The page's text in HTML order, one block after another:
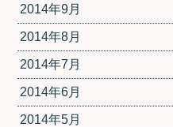
2014年9月
2014年8月
2014年7月
2014年6月
2014年5月